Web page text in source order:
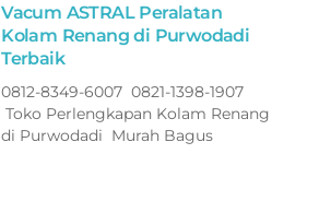
Vacum ASTRAL Peralatan
Kolam Renang di Purwodadi
Terbaik
0812-8349-6007 0821-1398-1907
Toko Perlengkapan Kolam Renang
di Purwodadi Murah Bagus